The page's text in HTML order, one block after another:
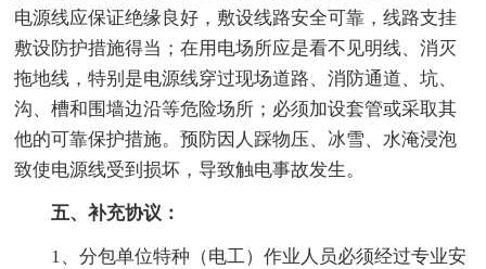
电源线应保证绝缘良好，敷设线路安全可靠，线路支挂
敷设防护措施得当；在用电场所应是看不见明线、消灭
拖地线，特别是电源线穿过现场道路、消防通道、坑、
沟、槽和围墙边沿等危险场所；必须加设套管或采取其
他的可靠保护措施。预防因人踩物压、冰雪、水淹浸泡
致使电源线受到损坏，导致触电事故发生。
五、补充协议：
1、分包单位特种（电工）作业人员必须经过专业安